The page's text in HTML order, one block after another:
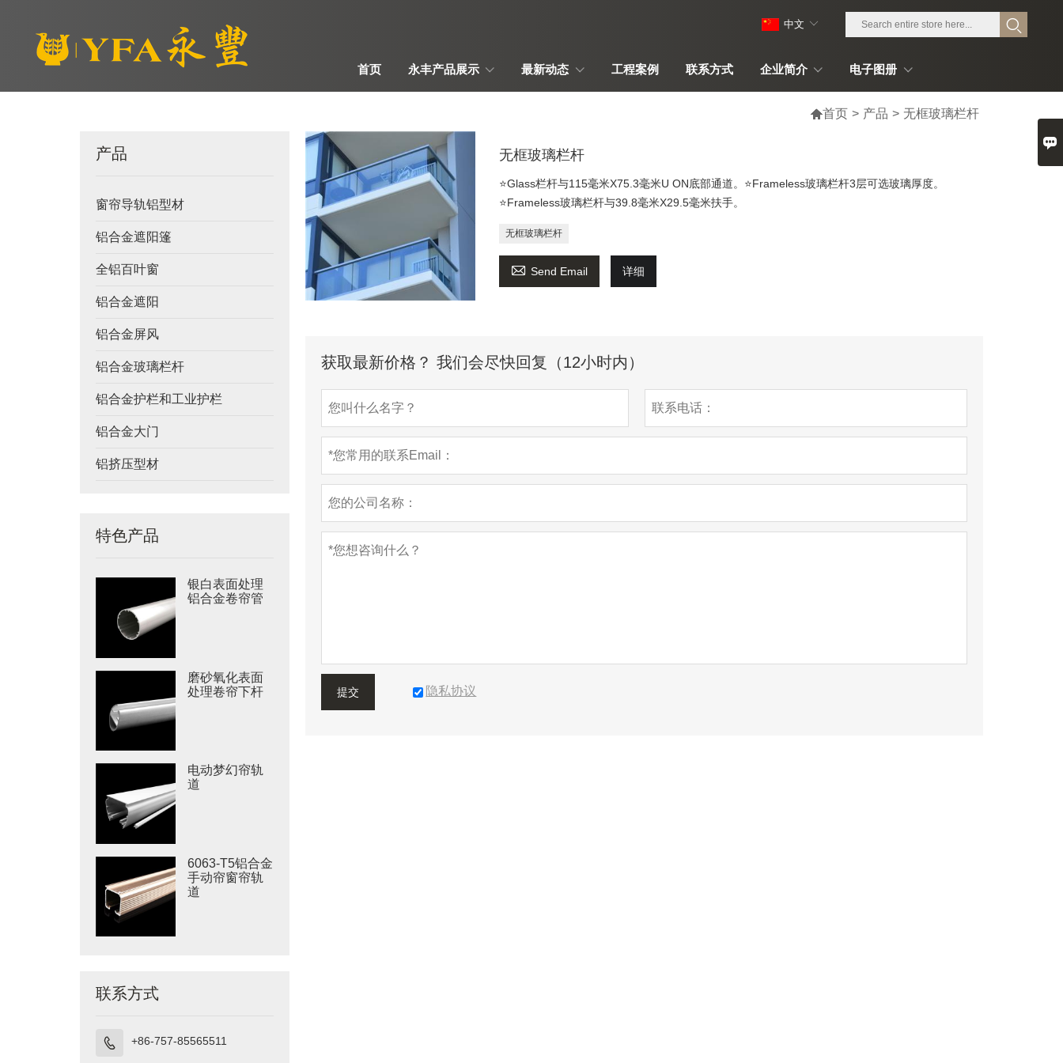
首页 永丰产品展示 最新动态 工程案例 联系方式 企业简介 电子图册
中文
首页 > 产品 > 无框玻璃栏杆
产品
窗帘导轨铝型材
铝合金遮阳篷
全铝百叶窗
铝合金遮阳
铝合金屏风
铝合金玻璃栏杆
铝合金护栏和工业护栏
铝合金大门
铝挤压型材
特色产品
银白表面处理
铝合金卷帘管
磨砂氧化表面
处理卷帘下杆
电动梦幻帘轨
道
6063-T5铝合金
手动帘窗帘轨
道
联系方式
 +86-757-85565511
无框玻璃栏杆
⭐Glass栏杆与115毫米X75.3毫米U ON底部通道。⭐Frameless玻璃栏杆3层可选玻璃厚度。
⭐Frameless玻璃栏杆与39.8毫米X29.5毫米扶手。
无框玻璃栏杆
 Send Email 详细
获取最新价格？ 我们会尽快回复（12小时内）
提交 隐私协议
